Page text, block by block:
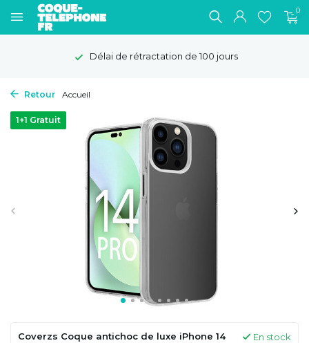
0
Délai de rétractation de 100 jours
Retour Accueil
1+1 Gratuit
Coverzs Coque antichoc de luxe iPhone 14
En stock